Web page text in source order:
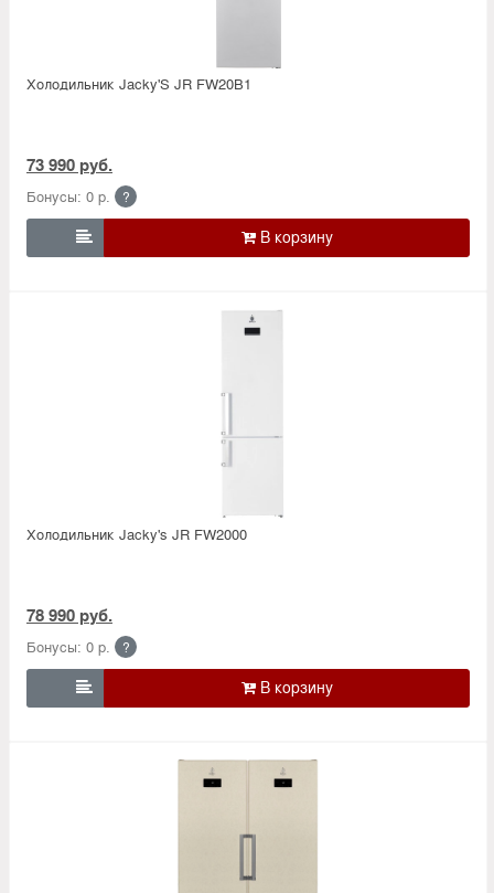
Холодильник Jacky'S JR FW20B1
73 990 руб.
Бонусы: 0 р. ?

Холодильник Jacky's JR FW2000
78 990 руб.
Бонусы: 0 р. ?
